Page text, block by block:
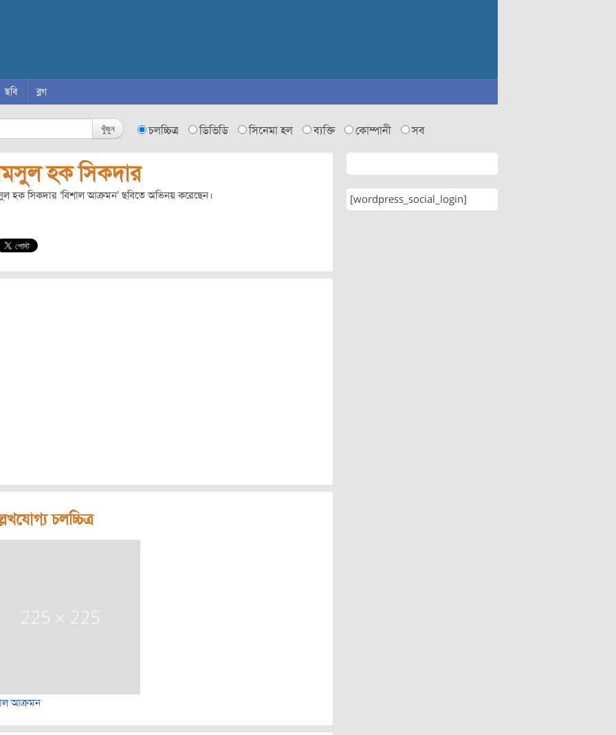
ছবি ব্লগ
খুঁজুন চলচ্চিত্র ডিভিডি সিনেমা হল ব্যক্তি কোম্পানী সব
হক সিকদার
হক সিকদার ‘বিশাল আক্রমন’ ছবিতে অভিনয় করেছেন।
চলচ্চিত্র
আক্রমন
[wordpress_social_login]